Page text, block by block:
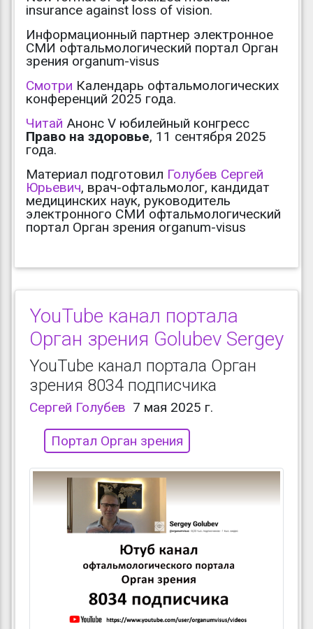
insurance against loss of vision.
Информационный партнер электронное
СМИ офтальмологический портал Орган
зрения organum-visus
Смотри Календарь офтальмологических
конференций 2025 года.
Читай Анонс V юбилейный конгресс
Право на здоровье, 11 сентября 2025
года.
Материал подготовил Голубев Сергей
Юрьевич, врач-офтальмолог, кандидат
медицинских наук, руководитель
электронного СМИ офтальмологический
портал Орган зрения organum-visus
YouTube канал портала
Орган зрения Golubev Sergey
YouTube канал портала Орган
зрения 8034 подписчика
Сергей Голубев 7 мая 2025 г.
Портал Орган зрения